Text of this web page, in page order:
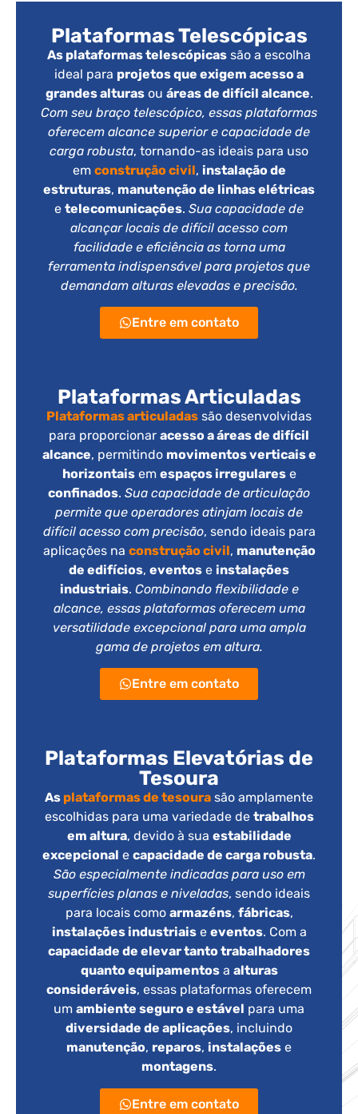
Plataformas Telescópicas
As plataformas telescópicas são a escolha
ideal para projetos que exigem acesso a
grandes alturasou áreas de difícil alcance.
Com seu braço telescópico, essas plataformas
oferecem alcance superior e capacidade de
carga robusta, tornando-as ideais para uso
em construção civil, instalação de
estruturas, manutenção de linhas elétricas
e telecomunicações. Sua capacidade de
alcançar locais de difícil acesso com
facilidade e eficiência as torna uma
ferramenta indispensável para projetos que
demandam alturas elevadas e precisão.
Entre em contato
Plataformas Articuladas
Plataformas articuladas são desenvolvidas
para proporcionar acesso a áreas de difícil
alcance, permitindo movimentos verticais e
horizontaisem espaços irregularese
confinados. Sua capacidade de articulação
permite que operadores atinjam locais de
difícil acesso com precisão, sendo ideais para
aplicações na construção civil, manutenção
de edifícios, eventos e instalações
industriais. Combinando flexibilidade e
alcance, essas plataformas oferecem uma
versatilidade excepcional para uma ampla
gama de projetos em altura.
Entre em contato
Plataformas Elevatórias de
Tesoura
As plataformas de tesoura são amplamente
escolhidas para uma variedade de trabalhos
em altura, devido à sua estabilidade
excepcional e capacidade de carga robusta.
São especialmente indicadas para uso em
superfícies planas e niveladas, sendo ideais
para locais como armazéns, fábricas,
instalações industriaise eventos. Com a
capacidade de elevar tanto trabalhadores
quanto equipamentosa alturas
consideráveis, essas plataformas oferecem
um ambiente seguro e estável para uma
diversidade de aplicações, incluindo
manutenção, reparos, instalações e
montagens.
Entre em contato